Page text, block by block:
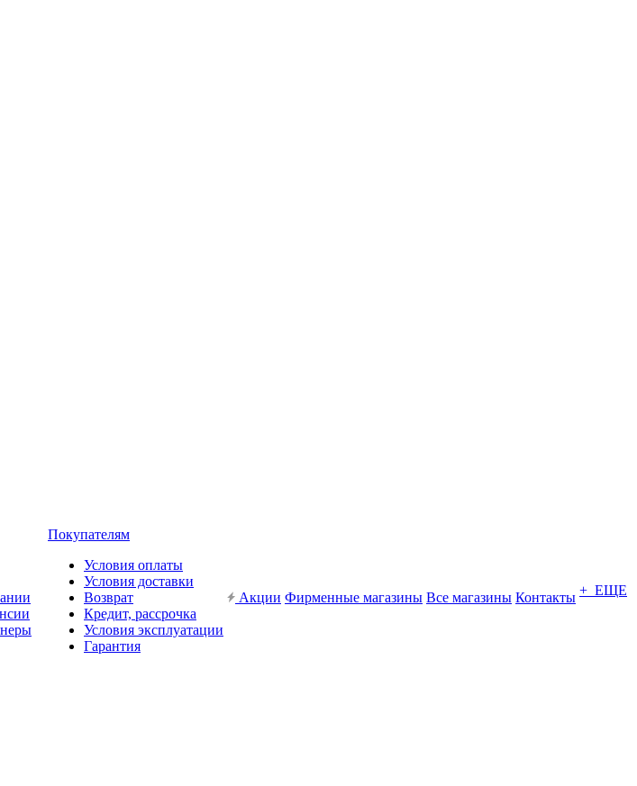
Покупателям
Условия оплаты
Условия доставки
Возврат
Кредит, рассрочка
Условия эксплуатации
Гарантия
Акции Фирменные магазины Все магазины Контакты + ЕЩЕ